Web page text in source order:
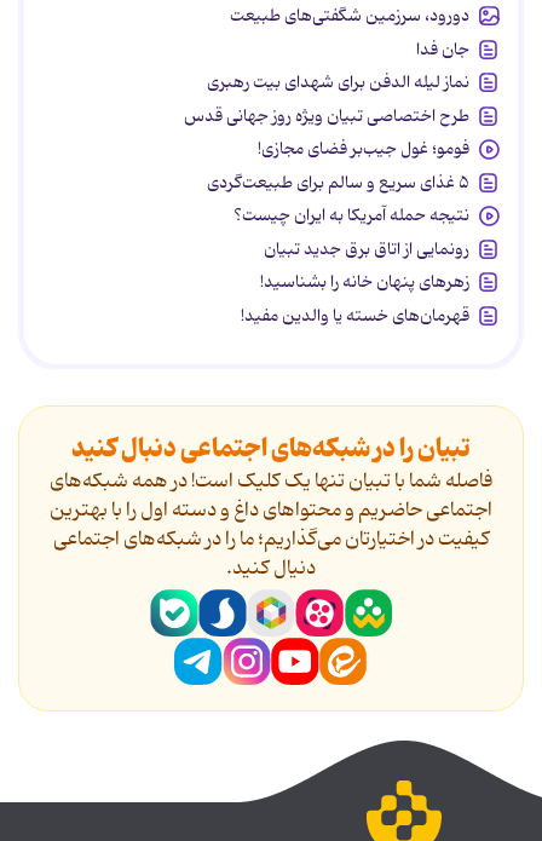
دورود، سرزمین شگفتی‌های طبیعت
جان فدا
نماز لیله الدفن برای شهدای بیت رهبری
طرح اختصاصی تبیان ویژه روز جهانی قدس
فومو؛ غول جیب‌بر فضای مجازی!
۵ غذای سریع و سالم برای طبیعت‌گردی
نتیجه حمله آمریکا به ایران چیست؟
رونمایی از اتاق برق جدید تبیان
زهرهای پنهان خانه را بشناسید!
قهرمان‌های خسته یا والدین مفید!
تبیان را در شبکه‌های اجتماعی دنبال کنید
فاصله شما با تبیان تنها یک کلیک است! در همه شبکه‌های
اجتماعی حاضریم و محتواهای داغ و دسته اول را با بهترین
کیفیت در اختیارتان می‌گذاریم؛ ما را در شبکه‌های اجتماعی
دنیال کنید.